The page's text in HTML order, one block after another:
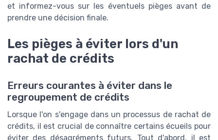
et informez-vous sur les éventuels pièges avant de
prendre une décision finale.
Les pièges à éviter lors d'un
rachat de crédits
Erreurs courantes à éviter dans le
regroupement de crédits
Lorsque l'on s'engage dans un processus de rachat de
crédits, il est crucial de connaître certains écueils pour
éviter des désagréments futurs. Tout d'abord, il est